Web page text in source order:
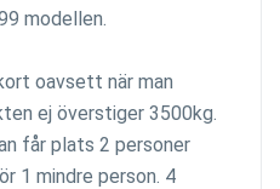
modellen.
oavsett när man
ej överstiger 3500kg.
får plats 2 personer
1 mindre person. 4